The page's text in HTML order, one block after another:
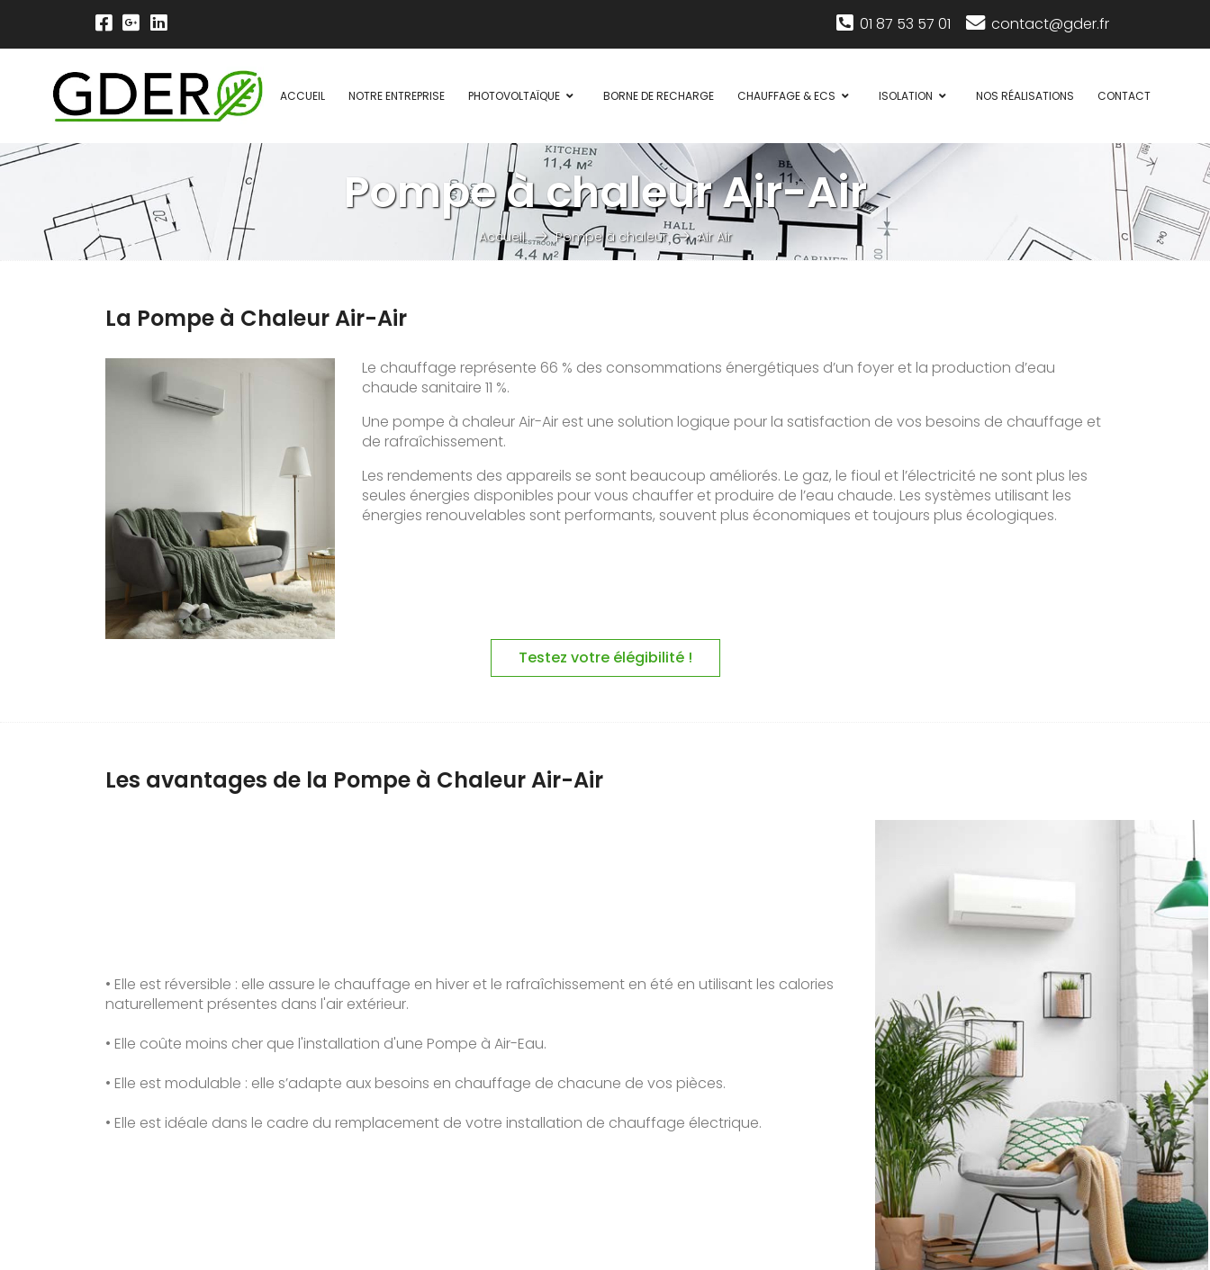
01 87 53 57 01 contact@gder.fr
ACCUEIL NOTRE ENTREPRISE PHOTOVOLTAÏQUE BORNE DE RECHARGE CHAUFFAGE & ECS ISOLATION NOS RÉALISATIONS CONTACT
Pompe à chaleur Air-Air
Accueil Pompe à chaleur Air Air
La Pompe à Chaleur Air-Air
Le chauffage représente 66 % des consommations énergétiques d’un foyer et la production d’eau
chaude sanitaire 11 %.
Une pompe à chaleur Air-Air est une solution logique pour la satisfaction de vos besoins de chauffage et
de rafraîchissement.
Les rendements des appareils se sont beaucoup améliorés. Le gaz, le fioul et l’électricité ne sont plus les
seules énergies disponibles pour vous chauffer et produire de l’eau chaude. Les systèmes utilisant les
énergies renouvelables sont performants, souvent plus économiques et toujours plus écologiques.
Testez votre élégibilité !
Les avantages de la Pompe à Chaleur Air-Air
• Elle est réversible : elle assure le chauffage en hiver et le rafraîchissement en été en utilisant les calories
naturellement présentes dans l'air extérieur.
• Elle coûte moins cher que l'installation d'une Pompe à Air-Eau.
• Elle est modulable : elle s’adapte aux besoins en chauffage de chacune de vos pièces.
• Elle est idéale dans le cadre du remplacement de votre installation de chauffage électrique.